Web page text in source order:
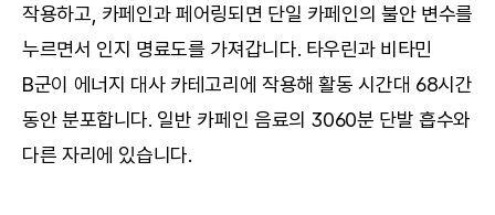
작용하고, 카페인과 페어링되면 단일 카페인의 불안 변수를
누르면서 인지 명료도를 가져갑니다. 타우린과 비타민
B군이 에너지 대사 카테고리에 작용해 활동 시간대 68시간
동안 분포합니다. 일반 카페인 음료의 3060분 단발 흡수와
다른 자리에 있습니다.